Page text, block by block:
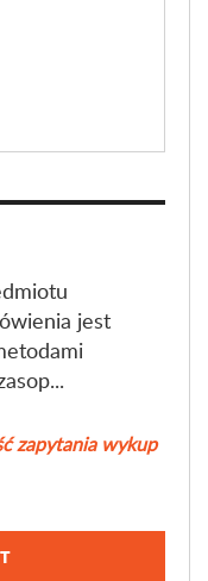
jest
zapytania wykup